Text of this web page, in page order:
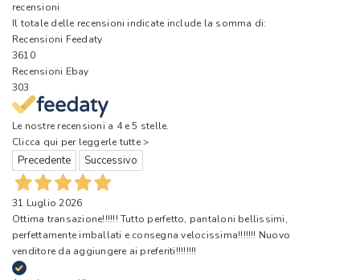
recensioni
Il totale delle recensioni indicate include la somma di:
Recensioni Feedaty
3610
Recensioni Ebay
303
Le nostre recensioni a 4 e 5 stelle.
Clicca qui per leggerle tutte >
Precedente Successivo
31 Luglio 2026
Ottima transazione!!!!!! Tutto perfetto, pantaloni bellissimi,
perfettamente imballati e consegna velocissima!!!!!!! Nuovo
venditore da aggiungere ai preferiti!!!!!!!!